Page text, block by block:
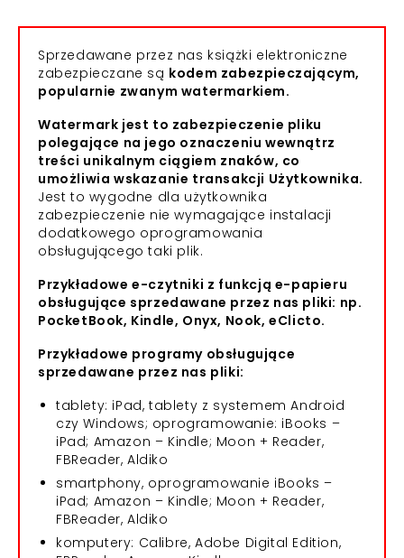
Sprzedawane przez nas książki elektroniczne
zabezpieczane są kodem zabezpieczającym,
popularnie zwanym watermarkiem.
Watermark jest to zabezpieczenie pliku
polegające na jego oznaczeniu wewnątrz
treści unikalnym ciągiem znaków, co
umożliwia wskazanie transakcji Użytkownika.
Jest to wygodne dla użytkownika
zabezpieczenie nie wymagające instalacji
dodatkowego oprogramowania
obsługującego taki plik.
Przykładowe e-czytniki z funkcją e-papieru
obsługujące sprzedawane przez nas pliki: np.
PocketBook, Kindle, Onyx, Nook, eClicto.
Przykładowe programy obsługujące
sprzedawane przez nas pliki:
tablety: iPad, tablety z systemem Android
czy Windows; oprogramowanie: iBooks –
iPad; Amazon – Kindle; Moon + Reader,
FBReader, Aldiko
smartphony, oprogramowanie iBooks –
iPad; Amazon – Kindle; Moon + Reader,
FBReader, Aldiko
komputery: Calibre, Adobe Digital Edition,